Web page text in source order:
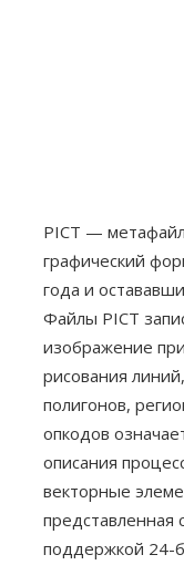
PICT —
графический
года и
Файлы PICT
изображение
рисования
полигонов,
опкодов
описания
векторные
представленная
поддержкой 24-